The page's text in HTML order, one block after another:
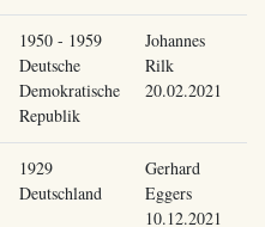
1950 - 1959
Deutsche
Demokratische
Republik
Johannes
Rilk
20.02.2021
1929
Deutschland
Gerhard
Eggers
10.12.2021